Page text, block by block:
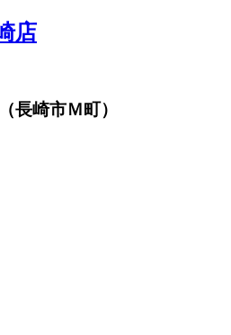
店
長崎市Ｍ町）